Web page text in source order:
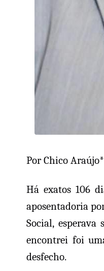
Por Chico Araújo*
Há exatos 106
aposentadoria
Social,
encontrei foi
desfecho.